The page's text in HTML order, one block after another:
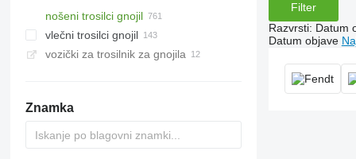
nošeni trosilci gnojil
vlečni trosilci gnojil
vozički za trosilnik za gnojila
Znamka
Filter
Razvrsti: Datum
Datum objave